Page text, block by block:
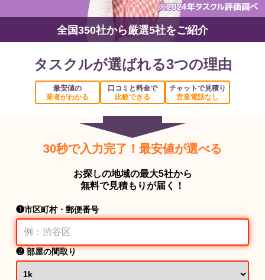
全国350社から厳選5社をご紹介
タスクルが選ばれる3つの理由
最安値の
業者がわかる
口コミと料金で
比較できる
チャットで見積り
営業電話なし
30秒で入力完了！最安値が選べる
お探しの地域の最大5社から
無料で見積もりが届く！
❶市区町村・郵便番号
❷ 部屋の間取り